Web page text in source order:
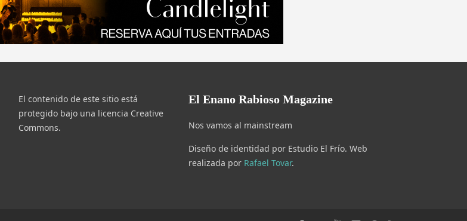
El contenido de este sitio está
protegido bajo una licencia Creative
Commons.
El Enano Rabioso Magazine
Nos vamos al mainstream
Diseño de identidad por Estudio El Frío. Web
realizada por Rafael Tovar.